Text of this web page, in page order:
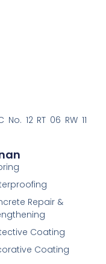
12 RT 06 RW 11
Repair &
Coating
Coating